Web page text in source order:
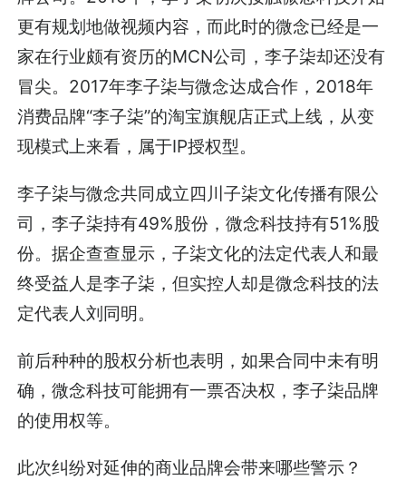
更有规划地做视频内容，而此时的微念已经是一
家在行业颇有资历的MCN公司，李子柒却还没有
冒尖。2017年李子柒与微念达成合作，2018年
消费品牌“李子柒”的淘宝旗舰店正式上线，从变
现模式上来看，属于IP授权型。
李子柒与微念共同成立四川子柒文化传播有限公
司，李子柒持有49%股份，微念科技持有51%股
份。据企查查显示，子柒文化的法定代表人和最
终受益人是李子柒，但实控人却是微念科技的法
定代表人刘同明。
前后种种的股权分析也表明，如果合同中未有明
确，微念科技可能拥有一票否决权，李子柒品牌
的使用权等。
此次纠纷对延伸的商业品牌会带来哪些警示？